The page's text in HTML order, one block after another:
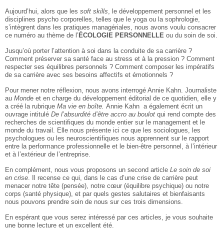
Aujourd’hui, alors que les soft skills, le développement personnel et les
disciplines psycho corporelles, telles que le yoga ou la sophrologie,
s’intègrent dans les pratiques managériales, nous avons voulu consacrer
ce numéro au thème de l’ ÉCOLOGIE PERSONNELLE ou du soin de soi.
Jusqu’où porter l’attention à soi dans la conduite de sa carrière ?
Comment préserver sa santé face au stress et à la pression ? Comment
respecter ses équilibres personnels ? Comment composer les impératifs
de sa carrière avec ses besoins affectifs et émotionnels ?
Pour mener notre réflexion, nous avons interrogé Annie Kahn. Journaliste
au Monde et en charge du développement éditorial de ce quotidien, elle y
a créé la rubrique Ma vie en boîte. Annie Kahn a également écrit un
ouvrage intitulé De l’absurdité d’être accro au boulot qui rend compte des
recherches de scientifiques du monde entier sur le management et le
monde du travail. Elle nous présente ici ce que les sociologues, les
psychologues ou les neuroscientifiques nous apprennent sur le rapport
entre la performance professionnelle et le bien-être personnel, à l’intérieur
et à l’extérieur de l’entreprise.
En complément, nous vous proposons un second article Le soin de soi
en crise. Il recense ce qui, dans le cas d’une crise de carrière peut
menacer notre tête (pensée), notre cœur (équilibre psychique) ou notre
corps (santé physique), et par quels gestes salutaires et bienfaisants
nous pouvons prendre soin de nous sur ces trois dimensions.
En espérant que vous serez intéressé par ces articles, je vous souhaite
une bonne lecture et un excellent été.